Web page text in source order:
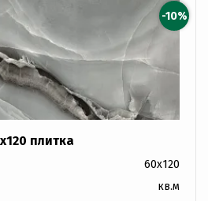
-10%
плитка
60x120
кв.м